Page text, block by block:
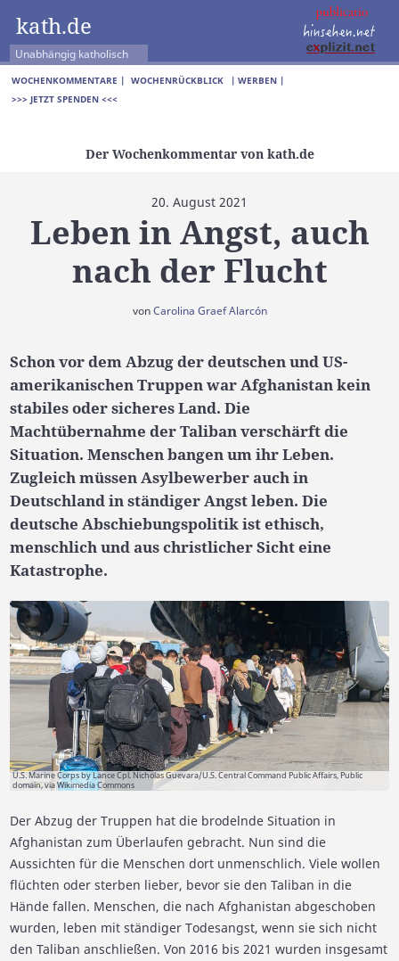
kath.de
Unabhängig katholisch
WOCHENKOMMENTARE | WOCHENRÜCKBLICK
| WERBEN |
>>> JETZT SPENDEN <<<
Der Wochenkommentar von kath.de
20. August 2021
Leben in Angst, auch
nach der Flucht
vonCarolina Graef Alarcón
Schon vor dem Abzug der deutschen und US-
amerikanischen Truppen war Afghanistan kein
stabiles oder sicheres Land. Die
Machtübernahme der Taliban verschärft die
Situation. Menschen bangen um ihr Leben.
Zugleich müssen Asylbewerber auch in
Deutschland in ständiger Angst leben. Die
deutsche Abschiebungspolitik ist ethisch,
menschlich und aus christlicher Sicht eine
Katastrophe.
U.S. Marine Corps by Lance Cpl. Nicholas Guevara/U.S. Central Command Public Affairs, Public
domain, via Wikimedia Commons
Der Abzug der Truppen hat die brodelnde Situation in
Afghanistan zum Überlaufen gebracht. Nun sind die
Aussichten für die Menschen dort unmenschlich. Viele wollen
flüchten oder sterben lieber, bevor sie den Taliban in die
Hände fallen. Menschen, die nach Afghanistan abgeschoben
wurden, leben mit ständiger Todesangst, wenn sie sich nicht
den Taliban anschließen. Von 2016 bis 2021 wurden insgesamt